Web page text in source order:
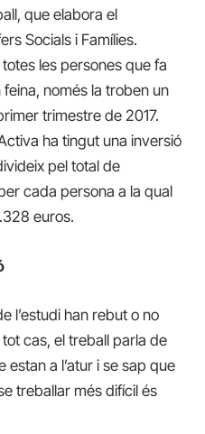
que elabora el
Socials i Famílies.
les persones que fa
només la troben un
trimestre de 2017.
ha tingut una inversió
pel total de
cada persona a la qual
euros.
l’estudi han rebut o no
cas, el treball parla de
estan a l’atur i se sap que
treballar més difícil és